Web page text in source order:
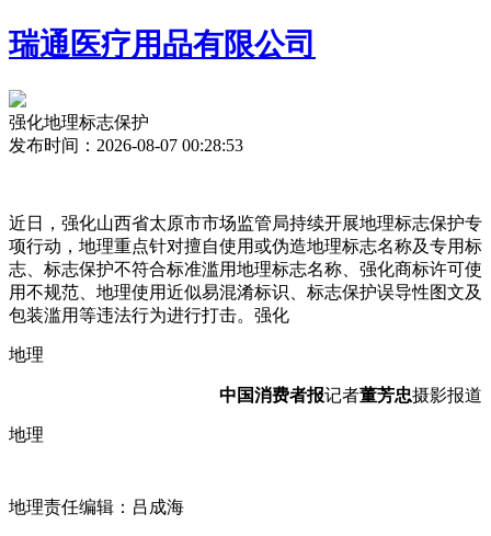
瑞通医疗用品有限公司
强化地理标志保护
发布时间：2026-08-07 00:28:53
近日，强化山西省太原市市场监管局持续开展地理标志保护专
项行动，地理重点针对擅自使用或伪造地理标志名称及专用标
志、标志保护不符合标准滥用地理标志名称、强化商标许可使
用不规范、地理使用近似易混淆标识、标志保护误导性图文及
包装滥用等违法行为进行打击。强化
地理
中国消费者报记者董芳忠摄影报道
地理
地理责任编辑：吕成海